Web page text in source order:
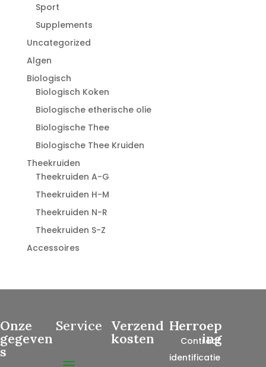
Sport
Supplements
Uncategorized
Algen
Biologisch
Biologisch Koken
Biologische etherische olie
Biologische Thee
Biologische Thee Kruiden
Theekruiden
Theekruiden A-G
Theekruiden H-M
Theekruiden N-R
Theekruiden S-Z
Accessoires
Onze
gegeven
s
Service Verzend
kosten
Herroep
ing
Contract
identificatie